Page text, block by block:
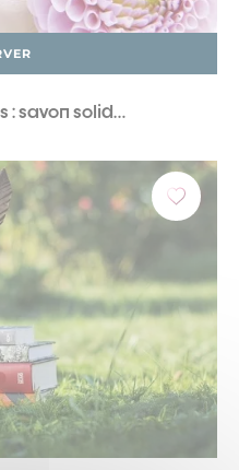
: savon solid…